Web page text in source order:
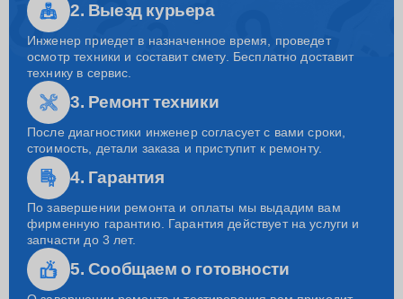
2. Выезд курьера
Инженер приедет в назначенное время, проведет
осмотр техники и составит смету. Бесплатно доставит
технику в сервис.
3. Ремонт техники
После диагностики инженер согласует с вами сроки,
стоимость, детали заказа и приступит к ремонту.
4. Гарантия
По завершении ремонта и оплаты мы выдадим вам
фирменную гарантию. Гарантия действует на услуги и
запчасти до 3 лет.
5. Сообщаем о готовности